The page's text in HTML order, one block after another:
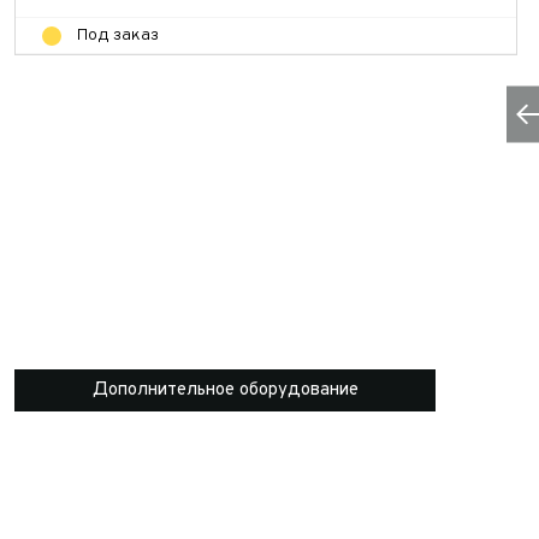
Под заказ
Дополнительное оборудование